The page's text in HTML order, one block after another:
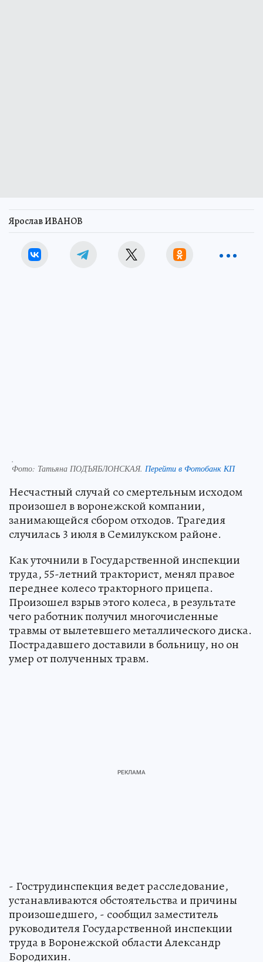
Ярослав ИВАНОВ
.
Фото: Татьяна ПОДЪЯБЛОНСКАЯ. Перейти в Фотобанк КП
Несчастный случай со смертельным исходом
произошел в воронежской компании,
занимающейся сбором отходов. Трагедия
случилась 3 июля в Семилукском районе.
Как уточнили в Государственной инспекции
труда, 55-летний тракторист, менял правое
переднее колесо тракторного прицепа.
Произошел взрыв этого колеса, в результате
чего работник получил многочисленные
травмы от вылетевшего металлического диска.
Пострадавшего доставили в больницу, но он
умер от полученных травм.
- Гострудинспекция ведет расследование,
устанавливаются обстоятельства и причины
произошедшего, - сообщил заместитель
руководителя Государственной инспекции
труда в Воронежской области Александр
Бородихин.